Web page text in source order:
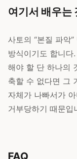
여기서 배우는
사토의 “본질 파악
방식이기도 합니
해야 할 단 하나의
축할 수 없다면 그
자체가 나빠서가
거부당하기 때문입
FAQ